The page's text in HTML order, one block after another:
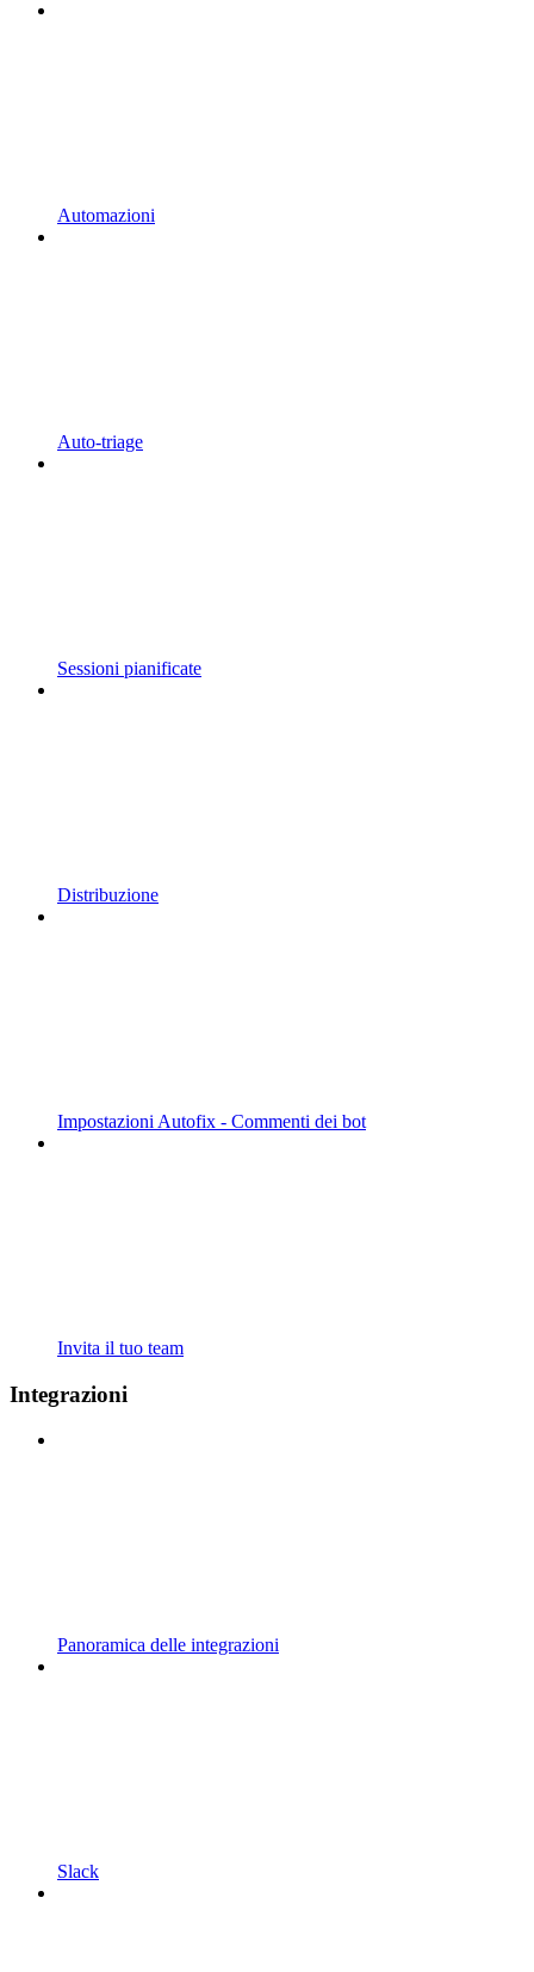
Automazioni
Auto-triage
Sessioni pianificate
Distribuzione
Impostazioni Autofix - Commenti dei bot
Invita il tuo team
Integrazioni
Panoramica delle integrazioni
Slack